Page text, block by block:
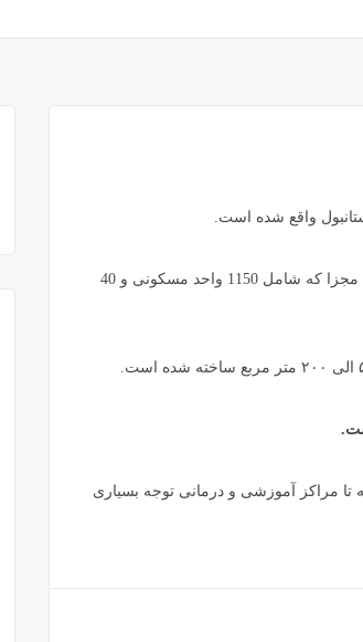
واقع شده است.
این پروژه زیبا در زمینی به مساحتی‌ حدود 90000 متر مربع به صورت 7 بلوک مجزا که شامل 1150 واحد مسکونی‌ و 40
مراکز آموزشی و درمانی توجه بسیاری